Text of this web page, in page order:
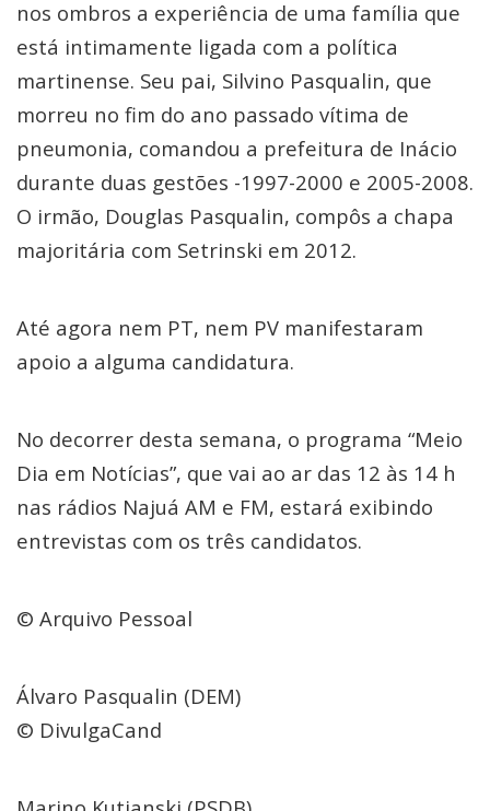
nos ombros a experiência de uma família que
está intimamente ligada com a política
martinense. Seu pai, Silvino Pasqualin, que
morreu no fim do ano passado vítima de
pneumonia, comandou a prefeitura de Inácio
durante duas gestões -1997-2000 e 2005-2008.
O irmão, Douglas Pasqualin, compôs a chapa
majoritária com Setrinski em 2012.
Até agora nem PT, nem PV manifestaram
apoio a alguma candidatura.
No decorrer desta semana, o programa “Meio
Dia em Notícias”, que vai ao ar das 12 às 14 h
nas rádios Najuá AM e FM, estará exibindo
entrevistas com os três candidatos.
© Arquivo Pessoal
Álvaro Pasqualin (DEM)
© DivulgaCand